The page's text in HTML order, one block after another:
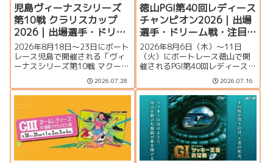
児島ヴィーナスシリーズ
第10戦 クラリスカップ
2026｜出場選手・ドリー
ム戦・注目モーター・イ
ベント情報まとめ
2026年8月18日～23日にボート
レース児島で開催される「ヴィ
ーナスシリーズ第10戦 マクール
杯争奪第16回クラリスカップ」
の特集ページです。出場選手一
覧、シリーズ展望、ドリーム
戦、注目モーター、イベント情
報まで詳しく紹介します。
2026.07.28
徳山PGI第40回レディース
チャンピオン2026｜出場
選手・ドリーム戦・注目
モーター・イベント情報
まとめ
2026年8月6日（木）～11日
（火）にボートレース徳山で開
催されるPGI第40回レディースチ
ャンピオン（女子王座決定戦）
の特集ページです。出場選手一
覧、シリーズ展望、ドリーム
戦、注目モーター、水面特徴、
イベント情報まで詳しく紹介し
ます。
2026.07.16